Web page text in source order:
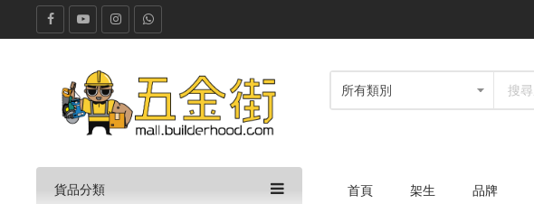
貨品分類 首頁 架生 品牌